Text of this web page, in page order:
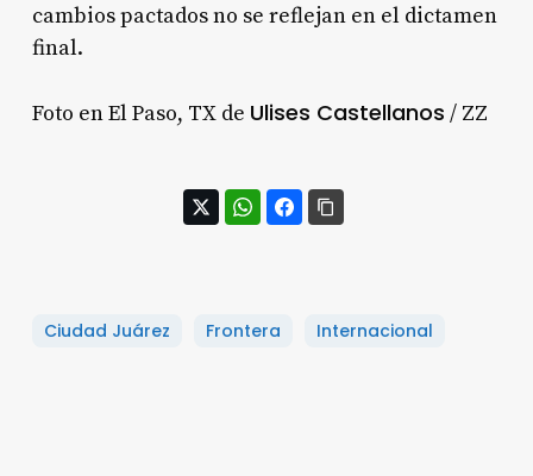
cambios pactados no se reflejan en el dictamen
final.
Foto en El Paso, TX de Ulises Castellanos / ZZ
Ciudad Juárez Frontera Internacional